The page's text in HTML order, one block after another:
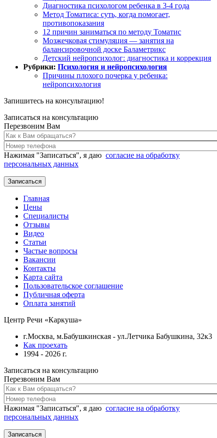
Диагностика психологом ребенка в 3-4 года
Метод Томатиса: суть, когда помогает,
противопоказания
12 причин заниматься по методу Томатис
Мозжечковая стимуляция — занятия на
балансировочной доске Баламетрикс
Детский нейропсихолог: диагностика и коррекция
Рубрики: Психология и нейропсихология
Причины плохого почерка у ребенка:
нейропсихология
Запишитесь на консультацию!
Записаться на консультацию
Перезвоним Вам
Нажимая "Записаться", я даю согласие на обработку
персональных данных
Главная
Цены
Специалисты
Отзывы
Видео
Статьи
Частые вопросы
Вакансии
Контакты
Карта сайта
Пользовательское соглашение
Публичная оферта
Оплата занятий
Центр Речи «Каркуша»
г.Москва, м.Бабушкинская - ул.Летчика Бабушкина, 32к3
Как проехать
1994 - 2026 г.
Записаться на консультацию
Перезвоним Вам
Нажимая "Записаться", я даю согласие на обработку
персональных данных